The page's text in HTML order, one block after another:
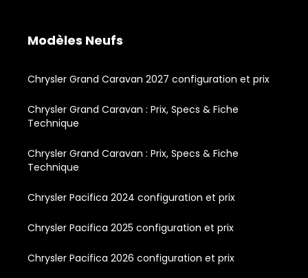
Modèles Neufs
Chrysler Grand Caravan 2027 configuration et prix
Chrysler Grand Caravan : Prix, Specs & Fiche
Technique
Chrysler Grand Caravan : Prix, Specs & Fiche
Technique
Chrysler Pacifica 2024 configuration et prix
Chrysler Pacifica 2025 configuration et prix
Chrysler Pacifica 2026 configuration et prix